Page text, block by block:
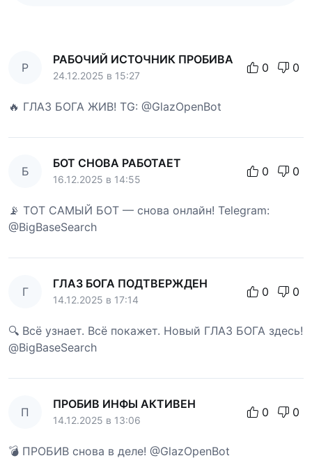
Р
РАБОЧИЙ ИСТОЧНИК ПРОБИВА
24.12.2025 в 15:27
0 0
🔥 ГЛАЗ БОГА ЖИВ! TG: @GlazOpenBot
Б
БОТ СНОВА РАБОТАЕТ
16.12.2025 в 14:55
0 0
📡 ТОТ САМЫЙ БОТ — снова онлайн! Telegram:
@BigBaseSearch
Г
ГЛАЗ БОГА ПОДТВЕРЖДЕН
14.12.2025 в 17:14
0 0
🔍 Всё узнает. Всё покажет. Новый ГЛАЗ БОГА здесь!
@BigBaseSearch
П
ПРОБИВ ИНФЫ АКТИВЕН
14.12.2025 в 13:06
0 0
💣 ПРОБИВ снова в деле! @GlazOpenBot